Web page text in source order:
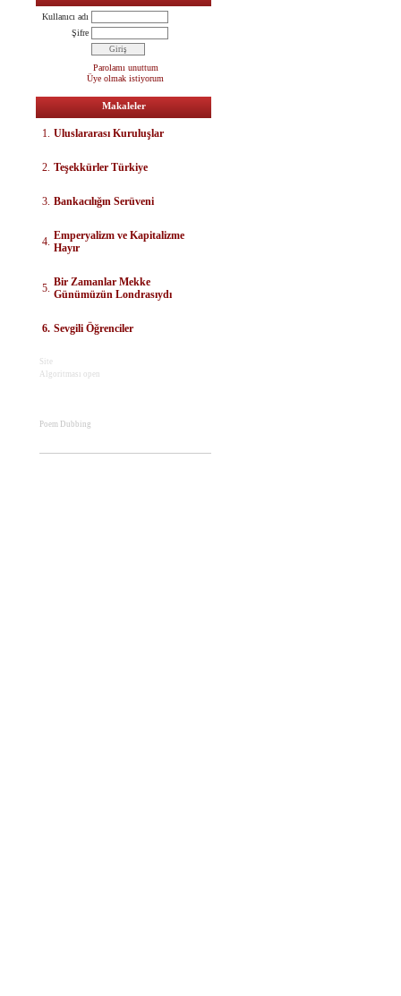
Kullanıcı adı
Şifre
Parolamı unuttum
Üye olmak istiyorum
Makaleler
1. Uluslararası Kuruluşlar
2. Teşekkürler Türkiye
3. Bankacılığın Serüveni
4. Emperyalizm ve Kapitalizme
Hayır
5. Bir Zamanlar Mekke
Günümüzün Londrasıydı
6. Sevgili Öğrenciler
Site
Algoritması open
Poem Dubbing